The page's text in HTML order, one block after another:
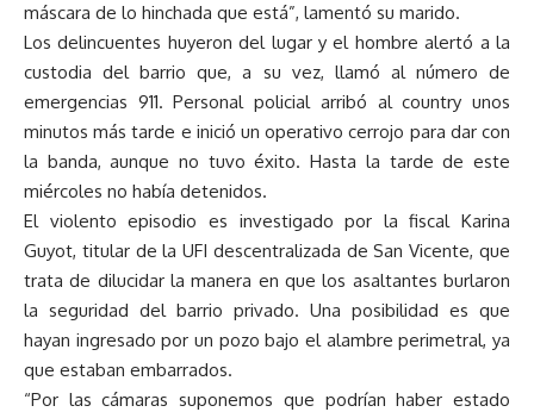
máscara de lo hinchada que está”, lamentó su marido.
Los delincuentes huyeron del lugar y el hombre alertó a la
custodia del barrio que, a su vez, llamó al número de
emergencias 911. Personal policial arribó al country unos
minutos más tarde e inició un operativo cerrojo para dar con
la banda, aunque no tuvo éxito. Hasta la tarde de este
miércoles no había detenidos.
El violento episodio es investigado por la fiscal Karina
Guyot, titular de la UFI descentralizada de San Vicente, que
trata de dilucidar la manera en que los asaltantes burlaron
la seguridad del barrio privado. Una posibilidad es que
hayan ingresado por un pozo bajo el alambre perimetral, ya
que estaban embarrados.
“Por las cámaras suponemos que podrían haber estado